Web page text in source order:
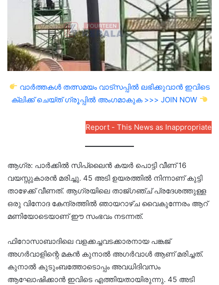
വാർത്തകൾ തത്സമയം വാട്സപ്പിൽ ലഭിക്കുവാൻ ഇവിടെ
ക്ലിക്ക് ചെയ്ത് ഗ്രൂപ്പിൽ അംഗമാകുക >>> JOIN NOW
Report - This News as Inappropriate
ആഗ്ര: പാർക്കിൽ സിപ്‌ലൈൻ കയർ പൊട്ടി വീണ് 16
വയസ്സുകാരൻ മരിച്ചു. 45 അടി ഉയരത്തിൽ നിന്നാണ് കുട്ടി
താഴേക്ക് വീണത്. ആഗ്രയിലെ താജ്‌ഗഞ്ച് പ്രദേശത്തുള്ള
ഒരു വിനോദ കേന്ദ്രത്തിൽ ഞായറാഴ്ച വൈകുന്നേരം ആറ്
മണിയോടെയാണ് ഈ സംഭവം നടന്നത്.
ഫിറോസാബാദിലെ വളക്കച്ചവടക്കാരനായ പങ്കജ്
അഗർവാളിന്റെ മകൻ കുനാൽ അഗർവാൾ ആണ് മരിച്ചത്.
കുനാൽ കുടുംബത്തോടൊപ്പം അവധിദിവസം
ആഘോഷിക്കാൻ ഇവിടെ എത്തിയതായിരുന്നു. 45 അടി